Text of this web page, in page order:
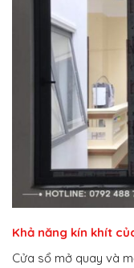
Khả năng kín khít
Cửa sổ mở quay và